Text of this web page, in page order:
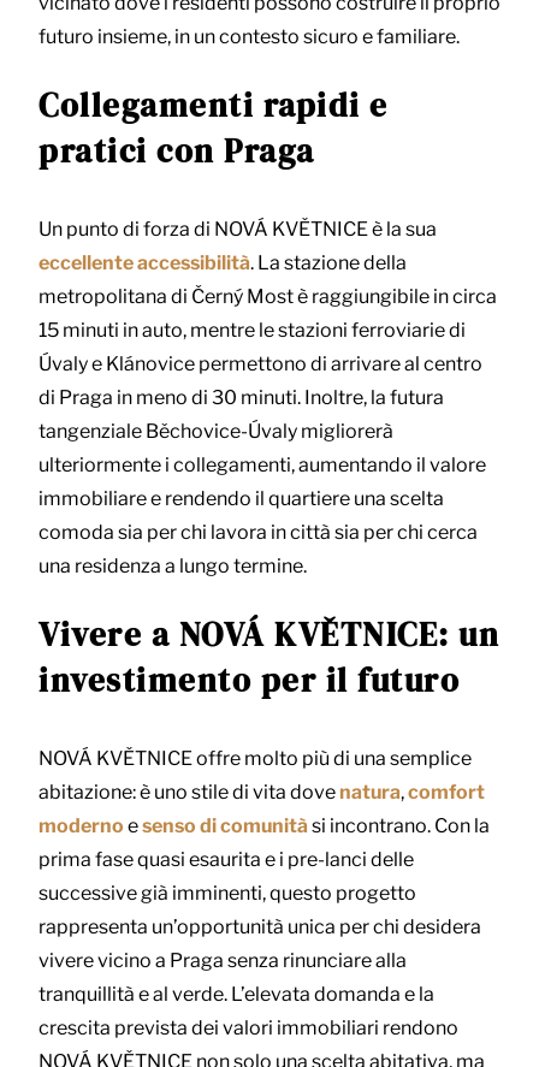
futuro insieme, in un contesto sicuro e familiare.
Collegamenti rapidi e
pratici con Praga
Un punto di forza di NOVÁ KVĚTNICE è la sua
eccellenteaccessibilità. La stazione della
metropolitana di Černý Most è raggiungibile in circa
15 minuti in auto, mentre le stazioni ferroviarie di
Úvaly e Klánovice permettono di arrivare al centro
di Praga in meno di 30 minuti. Inoltre, la futura
tangenziale Běchovice-Úvaly migliorerà
ulteriormente i collegamenti, aumentando il valore
immobiliare e rendendo il quartiere una scelta
comoda sia per chi lavora in città sia per chi cerca
una residenza a lungo termine.
Vivere a NOVÁ KVĚTNICE: un
investimento per il futuro
NOVÁ KVĚTNICE offre molto più di una semplice
abitazione: è uno stile di vita dove natura,comfort
moderno esenso di comunità si incontrano. Con la
prima fase quasi esaurita e i pre-lanci delle
successive già imminenti, questo progetto
rappresenta un’opportunità unica per chi desidera
vivere vicino a Praga senza rinunciare alla
tranquillità e al verde. L’elevata domanda e la
crescita prevista dei valori immobiliari rendono
NOVÁ KVĚTNICE non solo una scelta abitativa, ma